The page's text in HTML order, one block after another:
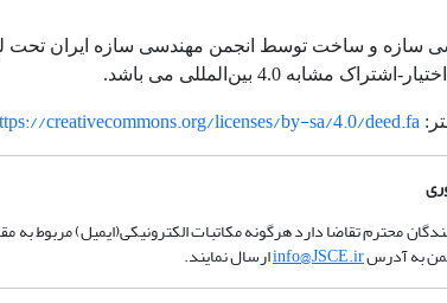
سازه و ساخت توسط انجمن مهندسی سازه ایران تحت
مشابه 4.0 بین‌المللی می باشد.
creativecommons.org/licenses/by-sa/4.0/deed.fa
محترم تقاضا دارد هرگونه مکاتبات الکترونیکی(ایمیل) مربوط به
به آدرسinfo@JSCE.irارسال نمایند.